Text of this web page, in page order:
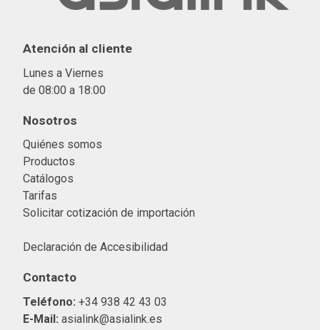
Atención al cliente
Lunes a Viernes
de 08:00 a 18:00
Nosotros
Quiénes somos
Productos
Catálogos
Tarifas
Solicitar cotización de importación
Declaración de Accesibilidad
Contacto
Teléfono: +34 938 42 43 03
E-Mail: asialink@asialink.es